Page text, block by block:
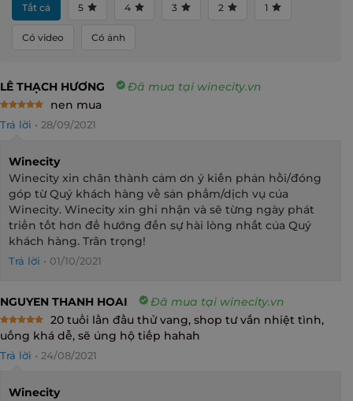
Tất cả 5 4 3 2 1
Có video Có ảnh
LÊ THẠCH HƯƠNG Đã mua tại winecity.vn
out of 5
nen mua
Trả lời • 28/09/2021
Winecity
Winecity xin chân thành cảm ơn ý kiến phản hồi/đóng
góp từ Quý khách hàng về sản phẩm/dịch vụ của
Winecity. Winecity xin ghi nhận và sẽ từng ngày phát
triển tốt hơn để hướng đến sự hài lòng nhất của Quý
khách hàng. Trân trọng!
Trả lời • 01/10/2021
NGUYEN THANH HOAI Đã mua tại winecity.vn
Rated5
out of 5
20 tuổi lần đầu thử vang, shop tư vấn nhiệt tình,
uống khá dễ, sẽ ủng hộ tiếp hahah
Trả lời • 24/08/2021
Winecity